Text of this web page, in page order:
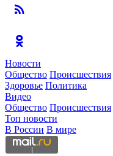
Новости
Общество Происшествия
Здоровье Политика
Видео
Общество Происшествия
Топ новости
В России В мире